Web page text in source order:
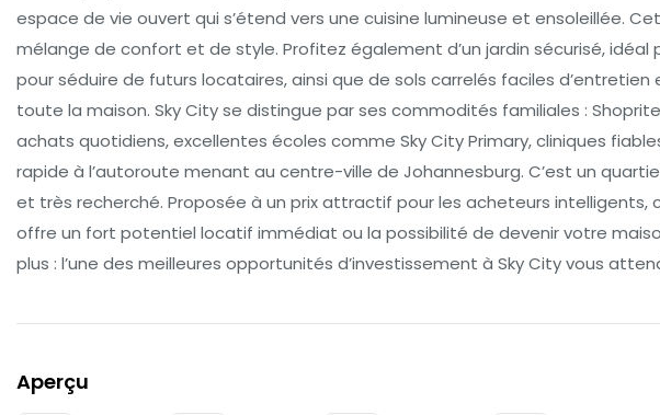
espace de vie ouvert qui s’étend vers une cuisine lumineuse et ensoleillée.
mélange de confort et de style. Profitez également d’un jardin sécurisé, idéal
pour séduire de futurs locataires, ainsi que de sols carrelés faciles
toute la maison. Sky City se distingue par ses commodités familiales :
achats quotidiens, excellentes écoles comme Sky City Primary, cliniques
rapide à l’autoroute menant au centre-ville de Johannesburg. C’est un
et très recherché. Proposée à un prix attractif pour les acheteurs
offre un fort potentiel locatif immédiat ou la possibilité de devenir votre
plus : l’une des meilleures opportunités d’investissement à Sky City vous attend
Aperçu